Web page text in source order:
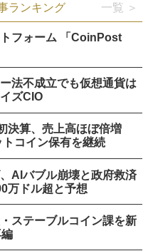
ランキング 一覧 ＞
フォーム 「CoinPost
法不成立でも仮想通貨は
ズCIO
決算、売上高ほぼ倍増
コイン保有を継続
AIバブル崩壊と政府救済
万ドル超と予想
ステーブルコイン課を新